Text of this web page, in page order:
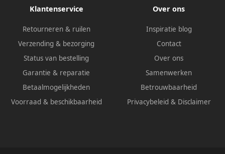
Klantenservice
Retourneren & ruilen
Verzending & bezorging
Status van bestelling
Garantie & reparatie
Betaalmogelijkheden
Voorraad & beschikbaarheid
Over ons
Inspiratie blog
Contact
Over ons
Samenwerken
Betrouwbaarheid
Privacybeleid & Disclaimer